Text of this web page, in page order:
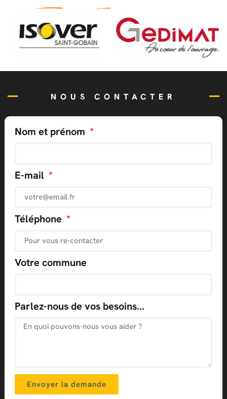
NOUS CONTACTER
Nom et prénom
E-mail
Téléphone
Votre commune
Parlez-nous de vos besoins...
Envoyer la demande